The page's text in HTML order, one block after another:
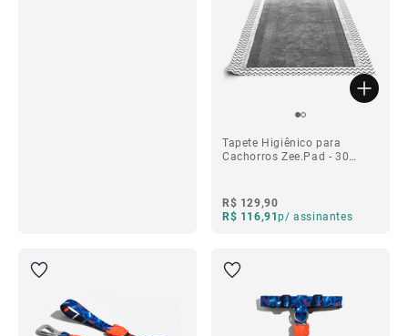
Tapete Higiênico para
Cachorros Zee.Pad - 30
R$ 129,90
R$ 116,91p/ assinantes